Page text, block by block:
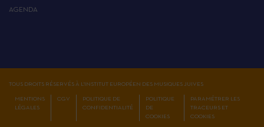
AGENDA
TOUS DROITS RÉSERVÉS À L'INSTITUT EUROPÉEN DES MUSIQUES JUIVES
MENTIONS
LÉGALES
CGV
POLITIQUE DE
CONFIDENTIALITÉ
POLITIQUE
DE
COOKIES
PARAMÉTRER LES
TRACEURS ET
COOKIES